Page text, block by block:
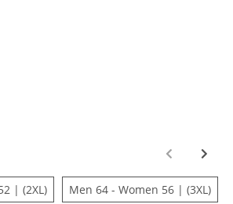
| (2XL)Men 60 - Women 52 | (2XL)
Men 64 - Women 56 | (3XL)